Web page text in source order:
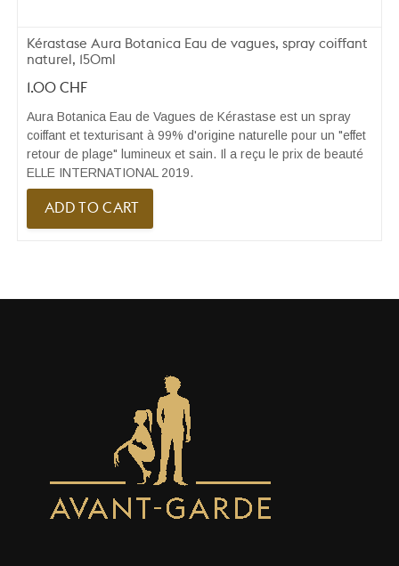
Kérastase Aura Botanica Eau de vagues, spray coiffant
naturel, 150ml
1.00 CHF
Aura Botanica Eau de Vagues de Kérastase est un spray
coiffant et texturisant à 99% d'origine naturelle pour un "effet
retour de plage" lumineux et sain. Il a reçu le prix de beauté
ELLE INTERNATIONAL 2019.
ADD TO CART